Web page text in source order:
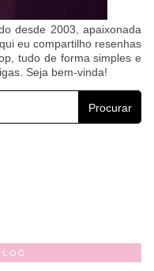
desde 2003, apaixonada
eu compartilho resenhas
tudo de forma simples e
Seja bem-vinda!
Procurar